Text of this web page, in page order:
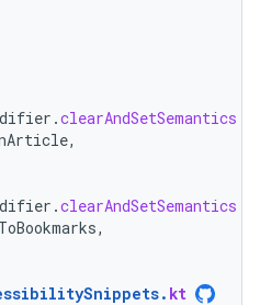
.clearAndSetSemantics
,
.clearAndSetSemantics
,
. kt